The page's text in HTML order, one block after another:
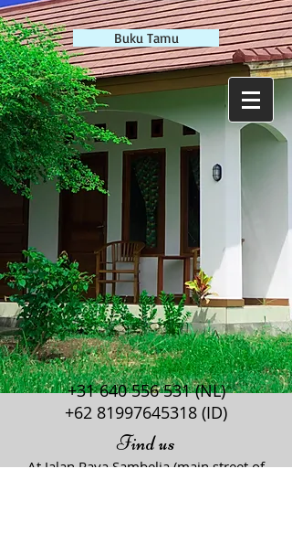
Buku Tamu
+31 640 556 531(NL)
+62 81997645318 (ID)
Find us
At Jalan Raya Sambelia (main street of